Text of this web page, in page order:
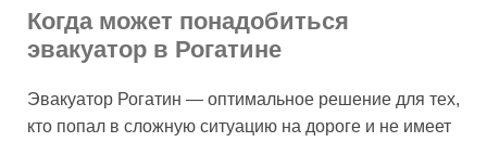
Когда может понадобиться
эвакуатор в Рогатине
Эвакуатор Рогатин — оптимальное решение для тех,
кто попал в сложную ситуацию на дороге и не имеет